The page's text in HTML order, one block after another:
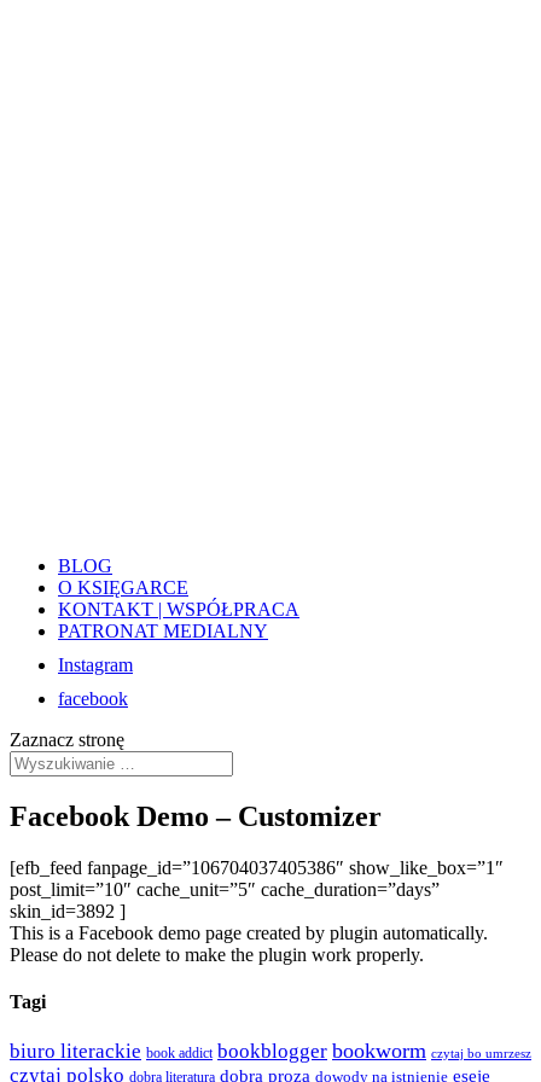
BLOG
O KSIĘGARCE
KONTAKT | WSPÓŁPRACA
PATRONAT MEDIALNY
Instagram
facebook
Zaznacz stronę
Facebook Demo – Customizer
[efb_feed fanpage_id=”106704037405386″ show_like_box=”1″
post_limit=”10″ cache_unit=”5″ cache_duration=”days”
skin_id=3892 ]
This is a Facebook demo page created by plugin automatically.
Please do not delete to make the plugin work properly.
Tagi
biuro literackie book addict bookblogger bookworm czytaj bo umrzesz
czytaj polsko dobra literatura dobra proza dowody na istnienie eseje